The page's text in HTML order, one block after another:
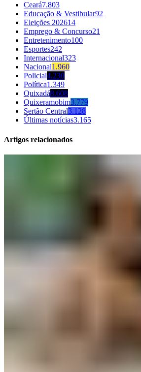
Ceará7.803
Educação & Vestibular92
Eleições 202614
Emprego & Concurso21
Entretenimento100
Esportes242
Internacional323
Nacional1.960
Policial4.230
Política1.349
Quixadá8.608
Quixeramobim3.779
Sertão Central3.128
Últimas notícias3.165
Artigos relacionados